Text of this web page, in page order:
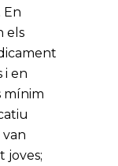
En
els
i en
mínim
joves;